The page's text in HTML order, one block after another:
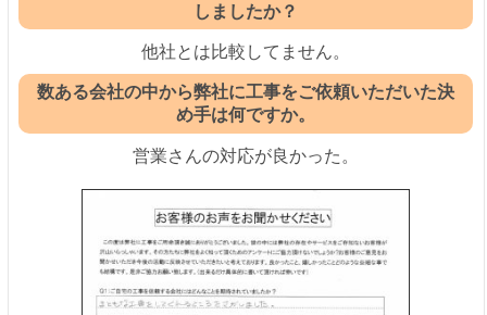
しましたか？
他社とは比較してません。
数ある会社の中から弊社に工事をご依頼いただいた決
め手は何ですか。
営業さんの対応が良かった。